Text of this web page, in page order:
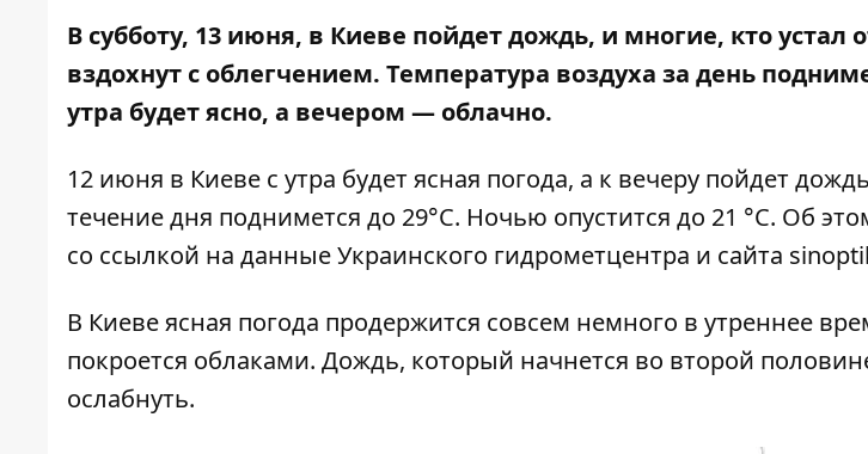
В субботу, 13 июня, в Киеве пойдет дождь, и многие, кто устал
вздохнут с облегчением. Температура воздуха за день
утра будет ясно, а вечером — облачно.
12 июня в Киеве с утра будет ясная погода, а к вечеру пойдет
течение дня поднимется до 29°C. Ночью опустится до 21 °C. Об
со ссылкой на данные Украинского гидрометцентра и сайта
В Киеве ясная погода продержится совсем немного в утреннее
покроется облаками. Дождь, который начнется во второй
ослабнуть.